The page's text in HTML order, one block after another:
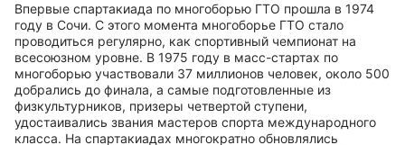
Впервые спартакиада по многоборью ГТО прошла в 1974
году в Сочи. С этого момента многоборье ГТО стало
проводиться регулярно, как спортивный чемпионат на
всесоюзном уровне. В 1975 году в масс-стартах по
многоборью участвовали 37 миллионов человек, около 500
добрались до финала, а самые подготовленные из
физкультурников, призеры четвертой ступени,
удостаивались звания мастеров спорта международного
класса. На спартакиадах многократно обновлялись